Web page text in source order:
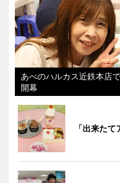
あべのハルカス近鉄本店
開幕
「出来た